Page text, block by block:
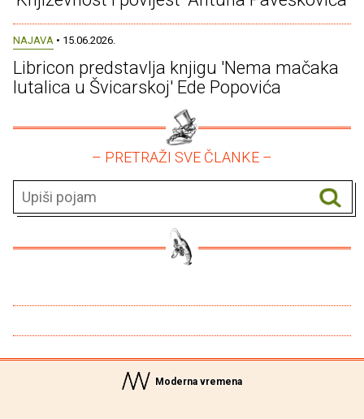
NAJAVA • 15.06.2026.
Libricon predstavlja knjigu 'Nema mačaka
lutalica u Švicarskoj' Ede Popovića
– PRETRAŽI SVE ČLANKE –
Moderna vremena